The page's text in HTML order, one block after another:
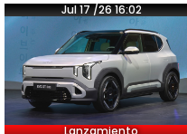
Jul 17 /26 16:02